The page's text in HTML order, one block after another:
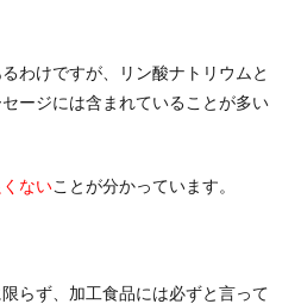
わけですが、リン酸ナトリウムと
ージには含まれていることが多い
ないことが分かっています。
らず、加工食品には必ずと言って